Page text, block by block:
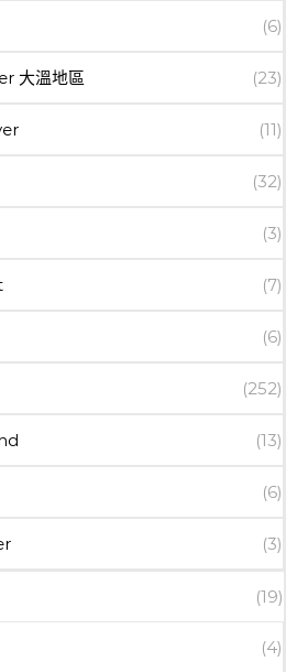
(6)
大溫地區 (23)
(11)
(32)
(3)
(7)
(6)
(252)
(13)
(6)
(3)
(19)
(4)